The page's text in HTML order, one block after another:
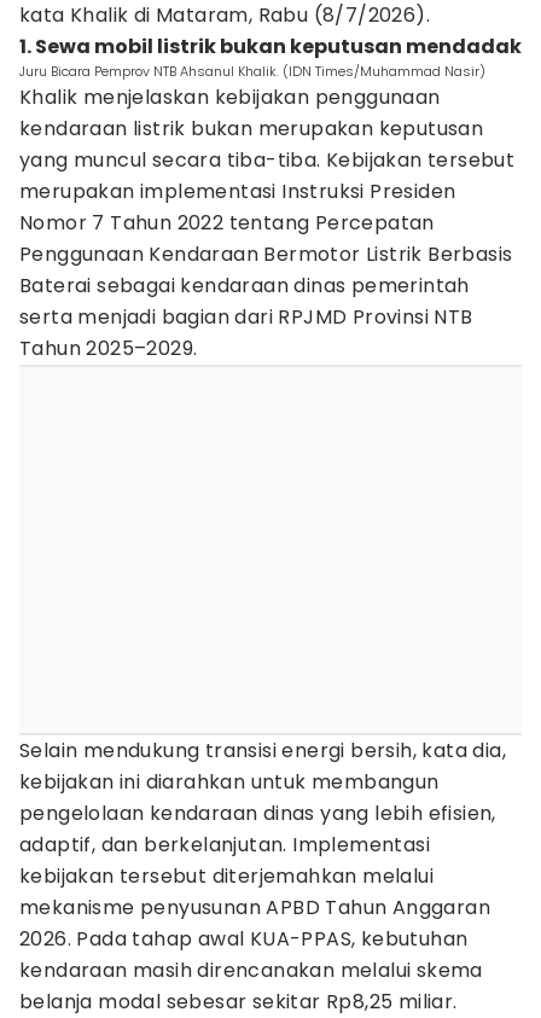
kata Khalik di Mataram, Rabu (8/7/2026).
1. Sewa mobil listrik bukan keputusan mendadak
Juru Bicara Pemprov NTB Ahsanul Khalik. (IDN Times/Muhammad Nasir)
Khalik menjelaskan kebijakan penggunaan
kendaraan listrik bukan merupakan keputusan
yang muncul secara tiba-tiba. Kebijakan tersebut
merupakan implementasi Instruksi Presiden
Nomor 7 Tahun 2022 tentang Percepatan
Penggunaan Kendaraan Bermotor Listrik Berbasis
Baterai sebagai kendaraan dinas pemerintah
serta menjadi bagian dari RPJMD Provinsi NTB
Tahun 2025–2029.
Selain mendukung transisi energi bersih, kata dia,
kebijakan ini diarahkan untuk membangun
pengelolaan kendaraan dinas yang lebih efisien,
adaptif, dan berkelanjutan. Implementasi
kebijakan tersebut diterjemahkan melalui
mekanisme penyusunan APBD Tahun Anggaran
2026. Pada tahap awal KUA-PPAS, kebutuhan
kendaraan masih direncanakan melalui skema
belanja modal sebesar sekitar Rp8,25 miliar.